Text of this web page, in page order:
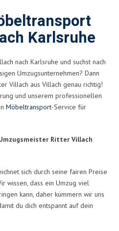
Karlsruhe
nach Karlsruhe und suchst nach
Umzugsunternehmen? Dann
Villach aus Villach genau richtig!
und unserem professionellen
Möbeltransport-Service für
Ritter Villach
sich durch seine fairen Preise
wissen, dass ein Umzug viel
kann, daher kümmern wir uns
du dich entspannt auf dein